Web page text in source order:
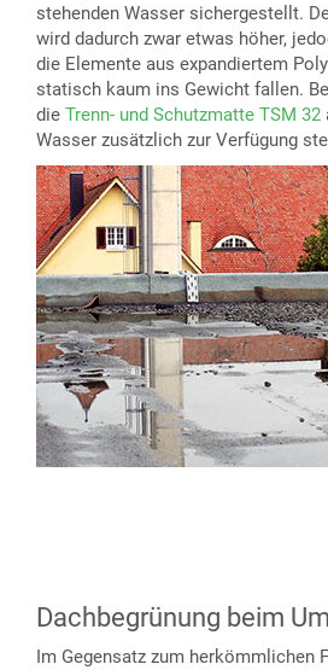
stehenden Wasser sichergestellt.
wird dadurch zwar etwas höher,
die Elemente aus expandiertem
statisch kaum ins Gewicht fallen.
die Trenn- und Schutzmatte TSM 32
Wasser zusätzlich zur Verfügung
Dachbegrünung beim
Im Gegensatz zum herkömmlichen